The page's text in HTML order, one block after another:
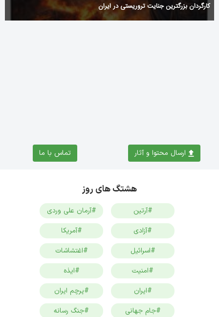
کارگردان بزرگترین جنایت تروریستی در ایران
ارسال محتوا و آثار تماس با ما
هشتگ های روز
#آرتین
#آرمان علی وردی
#آزادی
#آمریکا
#اسرائیل
#اغتشاشات
#امنیت
#ایذه
#ایران
#پرچم ایران
#جام جهانی
#جنگ رسانه